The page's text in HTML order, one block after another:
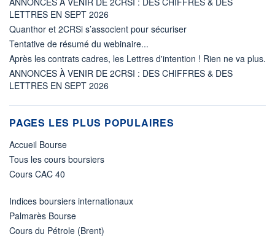
LETTRES EN SEPT 2026
Quanthor et 2CRSi s’associent pour sécuriser
Tentative de résumé du webinaire...
Après les contrats cadres, les Lettres d'intention ! Rien ne va plus.
ANNONCES À VENIR DE 2CRSI : DES CHIFFRES & DES
LETTRES EN SEPT 2026
PAGES LES PLUS POPULAIRES
Accueil Bourse
Tous les cours boursiers
Cours CAC 40
Indices boursiers internationaux
Palmarès Bourse
Cours du Pétrole (Brent)